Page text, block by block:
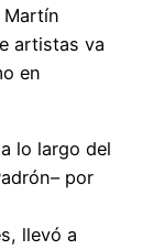
Martín
artistas va
en
lo largo del
por
llevó a